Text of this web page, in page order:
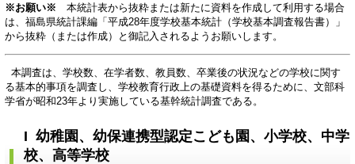
※お願い※ 本統計表から抜粋または新たに資料を作成して利用する場合
は、福島県統計課編「平成28年度学校基本統計（学校基本調査報告書）」
から抜粋（または作成）と御記入されるようお願いします。
本調査は、学校数、在学者数、教員数、卒業後の状況などの学校に関す
る基本的事項を調査し、学校教育行政上の基礎資料を得るために、文部科
学省が昭和23年より実施している基幹統計調査である。
I 幼稚園、幼保連携型認定こども園、小学校、中学
校、高等学校